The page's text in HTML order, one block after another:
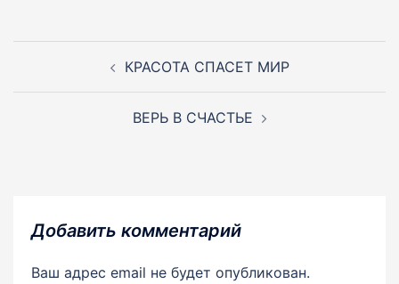
Навигация
записям
КРАСОТА СПАСЕТ МИР
ВЕРЬ В СЧАСТЬЕ
Добавить комментарий
Ваш адрес email не будет опубликован.